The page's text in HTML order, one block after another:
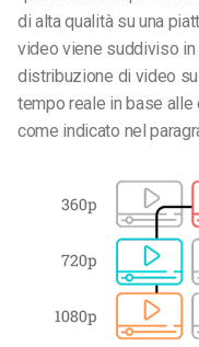
di alta qualità su una
video viene suddiviso
distribuzione di video
tempo reale in base
come indicato nel